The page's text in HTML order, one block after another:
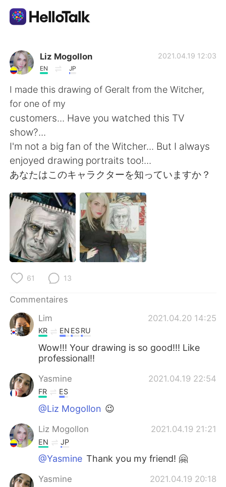
Appli d'échange linguistique
AI Grammar Checker
Français
English 简体中文
繁體中文 Español
العربية Deutsch
日本語 한국어
Русский ไทย
Indonesia
Türkçe
Português
Liz Mogollon
EN JP
2021.04.19 12:03
I made this drawing of Geralt from the Witcher,
for one of my
customers... Have you watched this TV
show?...
I'm not a big fan of the Witcher... But I always
enjoyed drawing portraits too!...
あなたはこのキャラクターを知っていますか？
61 13
Commentaires
Lim
2021.04.20 14:25
KR EN ESRU
Wow!!! Your drawing is so good!!! Like
professional!!
Yasmine 2021.04.19 22:54
FR ES
@Liz Mogollon 😉
Liz Mogollon 2021.04.19 21:21
EN JP
@Yasmine Thank you my friend! 🤗
Yasmine 2021.04.19 20:18